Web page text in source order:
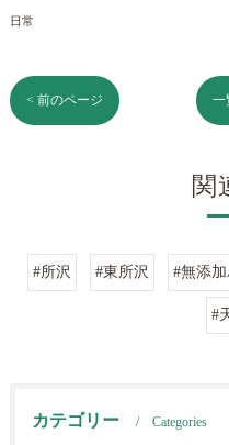
日常
< 前のページ 一
関
#所沢 #東所沢 #無添
#
カテゴリー Categories